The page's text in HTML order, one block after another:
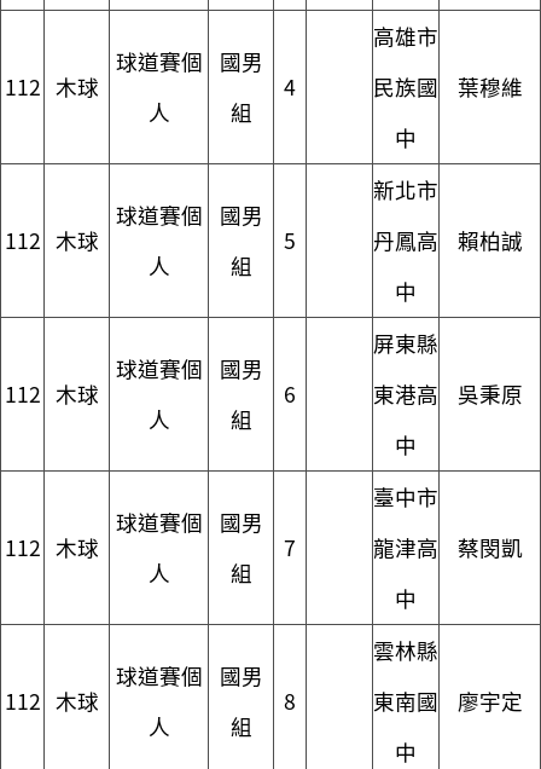
112 木球
球道賽個
人
國男
組
4
高雄市
民族國
中
葉穆維
112 木球
球道賽個
人
國男
組
5
新北市
丹鳳高
中
賴柏誠
112 木球
球道賽個
人
國男
組
6
屏東縣
東港高
中
吳秉原
112 木球
球道賽個
人
國男
組
7
臺中市
龍津高
中
蔡閔凱
112 木球
球道賽個
人
國男
組
8
雲林縣
東南國
中
廖宇定